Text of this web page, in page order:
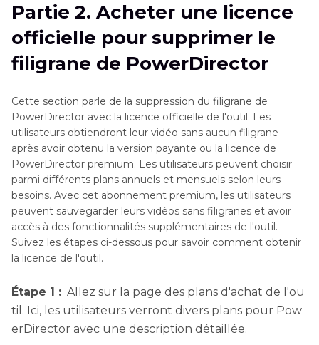
Partie 2. Acheter une licence
officielle pour supprimer le
filigrane de PowerDirector
Cette section parle de la suppression du filigrane de
PowerDirector avec la licence officielle de l'outil. Les
utilisateurs obtiendront leur vidéo sans aucun filigrane
après avoir obtenu la version payante ou la licence de
PowerDirector premium. Les utilisateurs peuvent choisir
parmi différents plans annuels et mensuels selon leurs
besoins. Avec cet abonnement premium, les utilisateurs
peuvent sauvegarder leurs vidéos sans filigranes et avoir
accès à des fonctionnalités supplémentaires de l'outil.
Suivez les étapes ci-dessous pour savoir comment obtenir
la licence de l'outil.
Étape 1 : Allez sur la page des plans d'achat de l'ou
til. Ici, les utilisateurs verront divers plans pour Pow
erDirector avec une description détaillée.